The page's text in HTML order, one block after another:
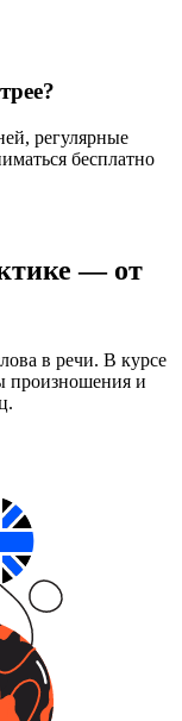
регулярные
бесплатно
— от
в речи. В курсе
произношения и